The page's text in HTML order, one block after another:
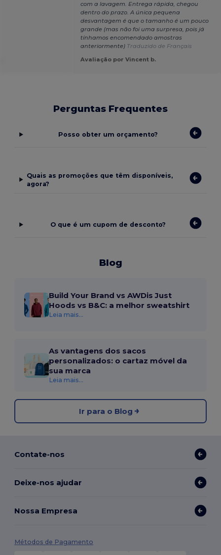
com a lavagem. Entrega rápida, chegou
dentro do prazo. A única pequena
desvantagem é que o tamanho é um pouco
grande (mas não foi uma surpresa, pois já
tínhamos encomendado amostras
anteriormente) Traduzido de Français
Avaliação por Vincent b.
Perguntas Frequentes
Posso obter um orçamento?
Quais as promoções que têm disponíveis,
agora?
O que é um cupom de desconto?
Blog
Build Your Brand vs AWDis Just
Hoods vs B&C: a melhor sweatshirt
Leia mais...
As vantagens dos sacos
personalizados: o cartaz móvel da
sua marca
Leia mais...
Ir para o Blog
Contate-nos
Deixe-nos ajudar
Nossa Empresa
Métodos de Pagamento